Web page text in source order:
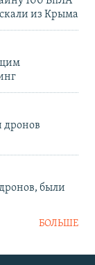
из Крыма
дронов
были
БОЛЬШЕ